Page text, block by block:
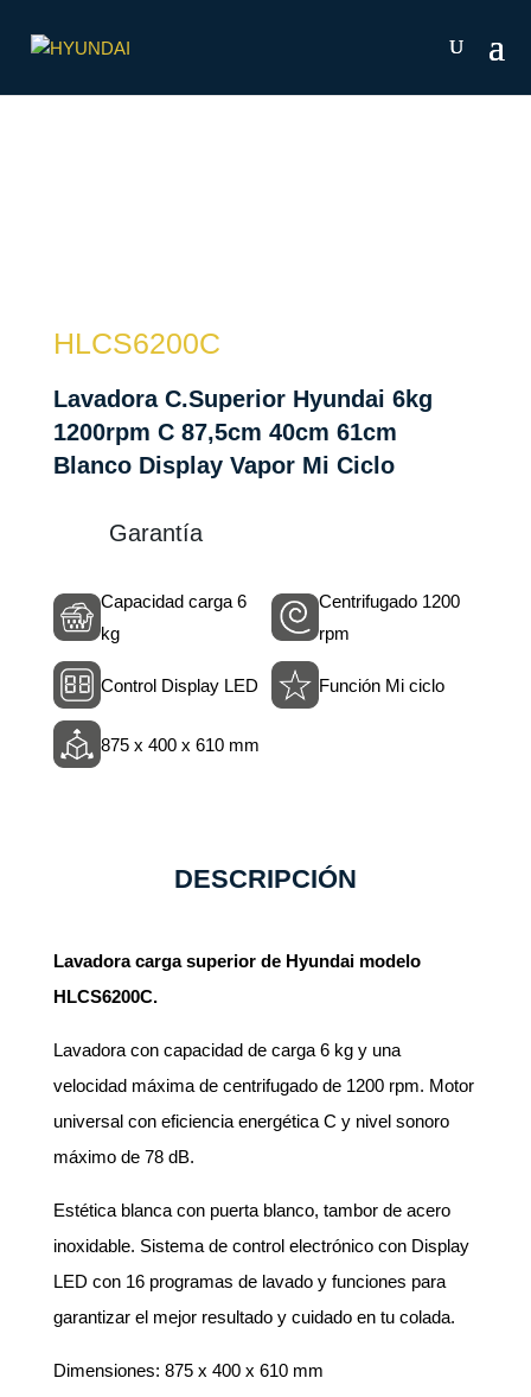
HLCS6200C
Lavadora C.Superior Hyundai 6kg
1200rpm C 87,5cm 40cm 61cm
Blanco Display Vapor Mi Ciclo
Garantía
Capacidad carga 6
kg
Centrifugado 1200
rpm
Control Display LED Función Mi ciclo
875 x 400 x 610 mm
DESCRIPCIÓN
Lavadora carga superior de Hyundai modelo
HLCS6200C.
Lavadora con capacidad de carga 6 kg y una
velocidad máxima de centrifugado de 1200 rpm. Motor
universal con eficiencia energética C y nivel sonoro
máximo de 78 dB.
Estética blanca con puerta blanco, tambor de acero
inoxidable. Sistema de control electrónico con Display
LED con 16 programas de lavado y funciones para
garantizar el mejor resultado y cuidado en tu colada.
Dimensiones: 875 x 400 x 610 mm